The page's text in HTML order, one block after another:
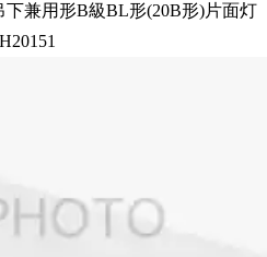
兼用形B級BL形(20B形)片面灯